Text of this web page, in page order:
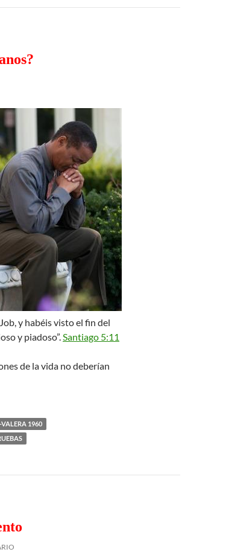
y habéis visto el fin del
y piadoso”.Santiago 5:11
de la vida no deberían
VALERA 1960